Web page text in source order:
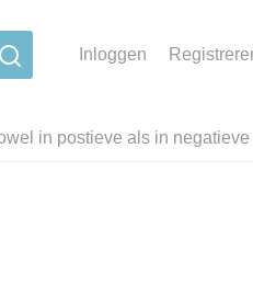
Inloggen
in postieve als in negatieve